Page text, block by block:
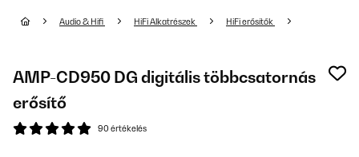
Audio & Hifi HiFi Alkatrészek HiFi erősítők
AMP-CD950 DG digitális többcsatornás
erősítő
90 értékelés